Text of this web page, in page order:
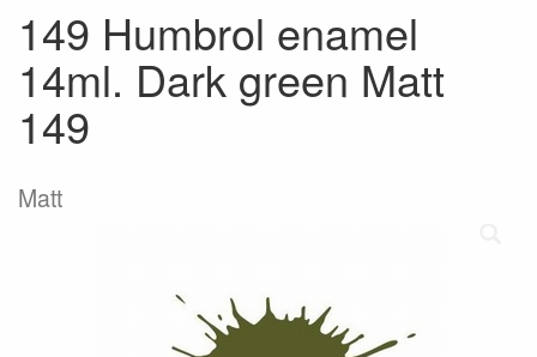
149 Humbrol enamel
14ml. Dark green Matt
149
Matt